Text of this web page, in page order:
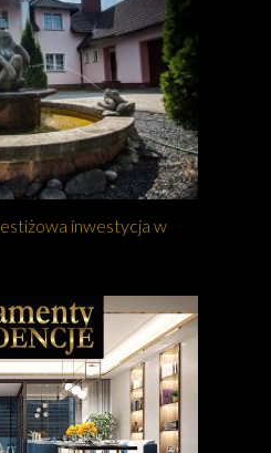
inwestycja w